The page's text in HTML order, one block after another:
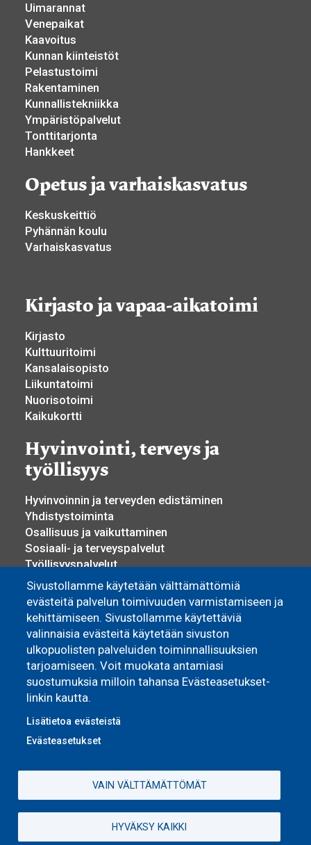
Sivustollamme käytetään välttämättömiä
evästeitä palvelun toimivuuden varmistamiseen ja
kehittämiseen. Sivustollamme käytettäviä
valinnaisia evästeitä käytetään sivuston
ulkopuolisten palveluiden toiminnallisuuksien
tarjoamiseen. Voit muokata antamiasi
suostumuksia milloin tahansa Evästeasetukset-
linkin kautta.
Lisätietoa evästeistä
Evästeasetukset
VAIN VÄLTTÄMÄTTÖMÄT
HYVÄKSY KAIKKI
Uimarannat
Venepaikat
Kaavoitus
Kunnan kiinteistöt
Pelastustoimi
Rakentaminen
Kunnallistekniikka
Ympäristöpalvelut
Tonttitarjonta
Hankkeet
Opetus ja varhaiskasvatus
Keskuskeittiö
Pyhännän koulu
Varhaiskasvatus
Kirjasto ja vapaa-aikatoimi
Kirjasto
Kulttuuritoimi
Kansalaisopisto
Liikuntatoimi
Nuorisotoimi
Kaikukortti
Hyvinvointi, terveys ja
työllisyys
Hyvinvoinnin ja terveyden edistäminen
Yhdistystoiminta
Osallisuus ja vaikuttaminen
Sosiaali- ja terveyspalvelut
Työllisyyspalvelut
Yrittäjyys ja elinkeino
Asuminen
Pyhännän Monitoimitalo
Omakoti- ja vapaa-ajan asuminen
Vuokra-asunnot